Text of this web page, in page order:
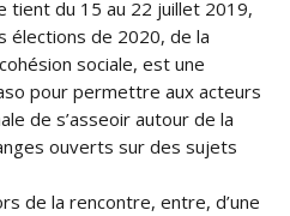
tient du 15 au 22 juillet 2019,
élections de 2020, de la
sociale, est une
pour permettre aux acteurs
de s’asseoir autour de la
ouverts sur des sujets
de la rencontre, entre, d’une